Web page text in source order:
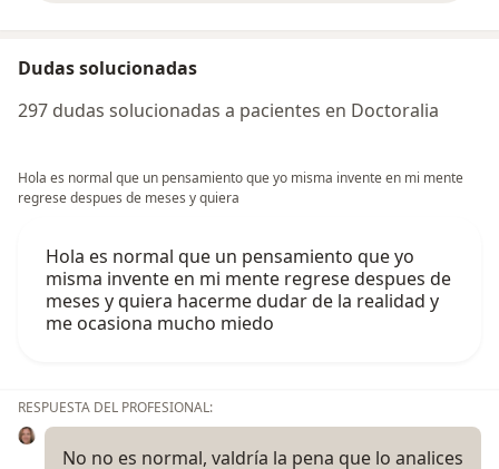
Dudas solucionadas
297 dudas solucionadas a pacientes en Doctoralia
Hola es normal que un pensamiento que yo misma invente en mi mente
regrese despues de meses y quiera
Hola es normal que un pensamiento que yo
misma invente en mi mente regrese despues de
meses y quiera hacerme dudar de la realidad y
me ocasiona mucho miedo
RESPUESTA DEL PROFESIONAL:
No no es normal, valdría la pena que lo analices